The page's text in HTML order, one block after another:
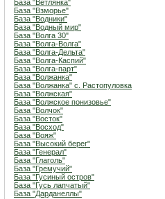
База "Ветлянка"
База "Взморье"
База "Водники"
База "Водный мир"
База "Волга 30"
База "Волга-Волга"
База "Волга-Дельта"
База "Волга-Каспий"
База "Волга-парт"
База "Волжанка"
База "Волжанка" с. Растопуловка
База "Волжская"
База "Волжское понизовье"
База "Волчок"
База "Восток"
База "Восход"
База "Вояж"
База "Высокий берег"
База "Генерал"
База "Глаголь"
База "Гремучий"
База "Гусиный остров"
База "Гусь лапчатый"
База "Дарданеллы"